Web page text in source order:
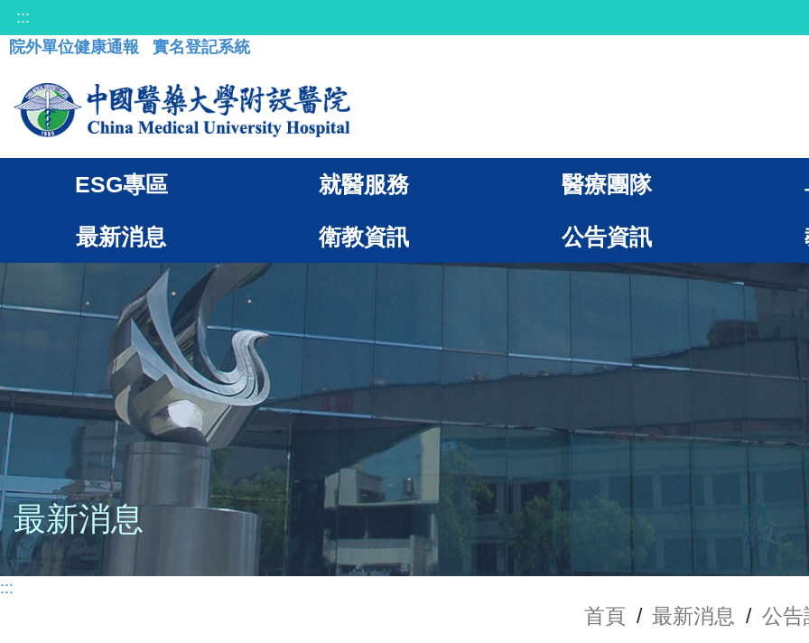
:::
院外單位健康通報
實名登記系統
ESG專區 就醫服務 醫療團隊
最新消息 衛教資訊 公告資訊
最新消息
:::
首頁 / 最新消息 / 公告